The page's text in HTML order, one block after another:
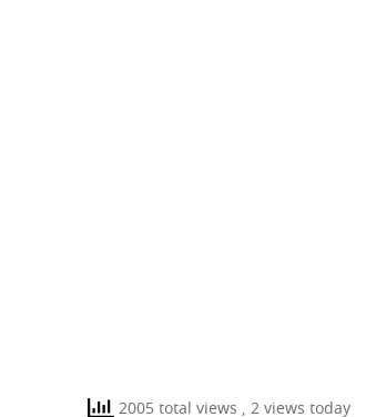
2005 total views , 2 views today